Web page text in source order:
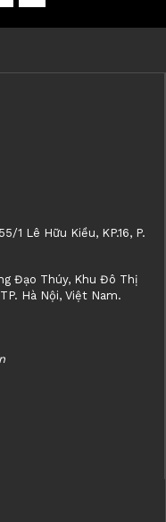
55/1 Lê Hữu Kiều, KP.16, P.
Đạo Thúy, Khu Đô Thị
Hà Nội, Việt Nam.